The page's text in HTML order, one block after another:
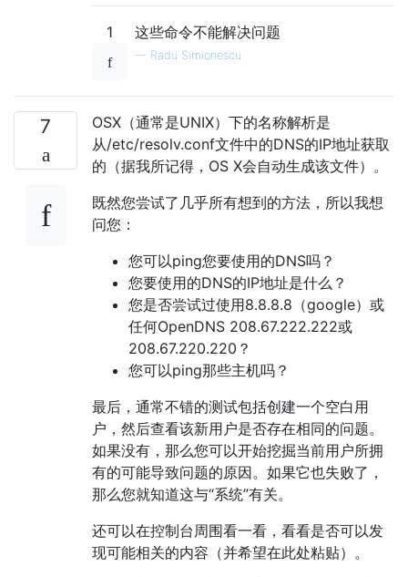
1 这些命令不能解决问题
— Radu Simionescu
7
OSX（通常是UNIX）下的名称解析是
从/etc/resolv.conf文件中的DNS的IP地址获取
的（据我所记得，OS X会自动生成该文件）。
既然您尝试了几乎所有想到的方法，所以我想
问您：
您可以ping您要使用的DNS吗？
您要使用的DNS的IP地址是什么？
您是否尝试过使用8.8.8.8（google）或
任何OpenDNS 208.67.222.222或
208.67.220.220？
您可以ping那些主机吗？
最后，通常不错的测试包括创建一个空白用
户，然后查看该新用户是否存在相同的问题。
如果没有，那么您可以开始挖掘当前用户所拥
有的可能导致问题的原因。如果它也失败了，
那么您就知道这与“系统”有关。
还可以在控制台周围看一看，看看是否可以发
现可能相关的内容（并希望在此处粘贴）。